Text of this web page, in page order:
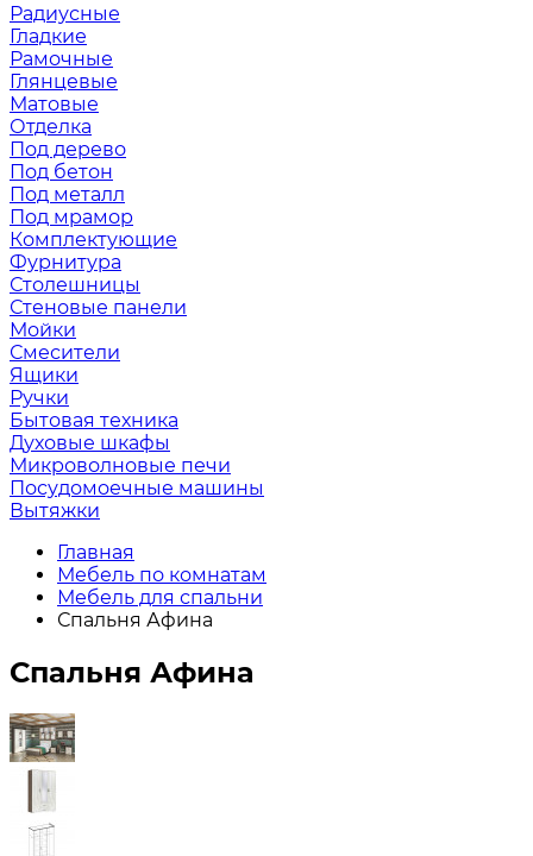
Радиусные
Гладкие
Рамочные
Глянцевые
Матовые
Отделка
Под дерево
Под бетон
Под металл
Под мрамор
Комплектующие
Фурнитура
Столешницы
Стеновые панели
Мойки
Смесители
Ящики
Ручки
Бытовая техника
Духовые шкафы
Микроволновые печи
Посудомоечные машины
Вытяжки
Главная
Мебель по комнатам
Мебель для спальни
Спальня Афина
Спальня Афина